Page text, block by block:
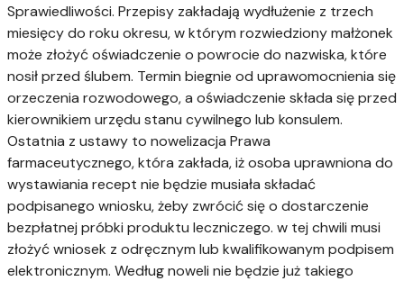
Sprawiedliwości. Przepisy zakładają wydłużenie z trzech
miesięcy do roku okresu, w którym rozwiedziony małżonek
może złożyć oświadczenie o powrocie do nazwiska, które
nosił przed ślubem. Termin biegnie od uprawomocnienia się
orzeczenia rozwodowego, a oświadczenie składa się przed
kierownikiem urzędu stanu cywilnego lub konsulem.
Ostatnia z ustawy to nowelizacja Prawa
farmaceutycznego, która zakłada, iż osoba uprawniona do
wystawiania recept nie będzie musiała składać
podpisanego wniosku, żeby zwrócić się o dostarczenie
bezpłatnej próbki produktu leczniczego. w tej chwili musi
złożyć wniosek z odręcznym lub kwalifikowanym podpisem
elektronicznym. Według noweli nie będzie już takiego